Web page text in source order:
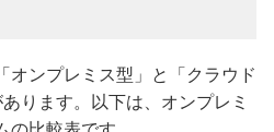
オンプレミス型」と「クラウド
ります。以下は、オンプレミ